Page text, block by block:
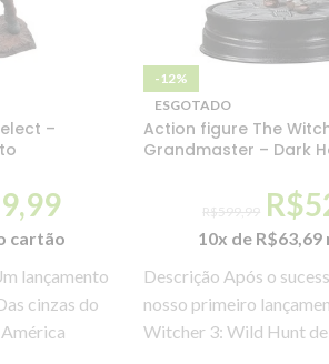
–
cartão
lançamento
cinzas do
-12%
ESGOTADO
Action figure The
Grandmaster – Dark
R$599,99 R$
10x de R$63,69
Descrição Após o
nosso primeiro
Witcher 3: Wild Hunt